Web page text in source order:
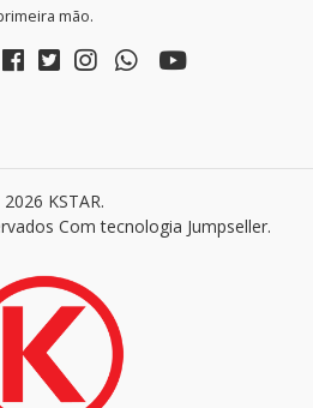
mão.
KSTAR.
Com tecnologia Jumpseller.